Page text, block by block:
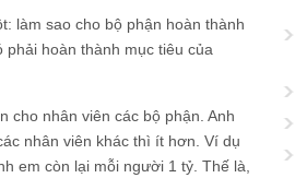
làm sao cho bộ phận hoàn thành
hoàn thành mục tiêu của
cho nhân viên các bộ phận. Anh
nhân viên khác thì ít hơn. Ví dụ
em còn lại mỗi người 1 tỷ. Thế là,